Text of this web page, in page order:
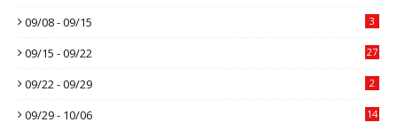
09/08 - 09/15 3
09/15 - 09/22 27
09/22 - 09/29 2
09/29 - 10/06 14